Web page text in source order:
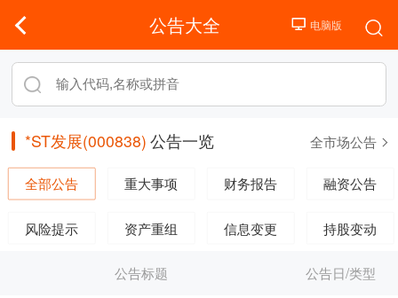
公告大全
*ST发展(000838) 公告一览 全市场公告
全部公告 重大事项 财务报告 融资公告
风险提示 资产重组 信息变更 持股变动
公告标题 公告日/类型